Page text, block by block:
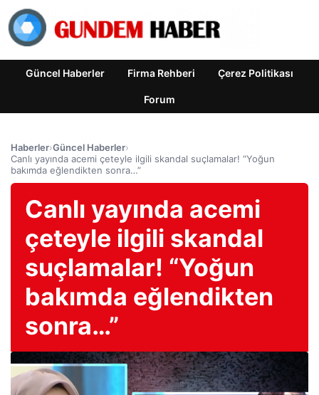
Güncel Haberler Firma Rehberi Çerez Politikası
Forum
Haberler›Güncel Haberler›
Canlı yayında acemi çeteyle ilgili skandal suçlamalar! “Yoğun
bakımda eğlendikten sonra…”
Canlı yayında acemi
çeteyle ilgili skandal
suçlamalar! “Yoğun
bakımda eğlendikten
sonra…”